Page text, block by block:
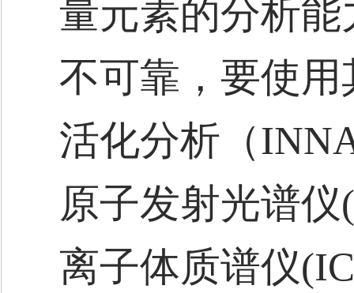
量元素的分析
不可靠，要使
活化分析（
原子发射光谱
离子体质谱仪